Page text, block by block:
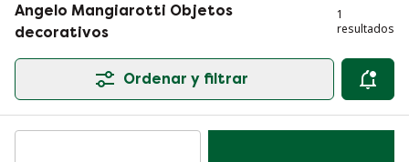
Angelo Mangiarotti Objetos
decorativos
1
resultados
Ordenar y filtrar